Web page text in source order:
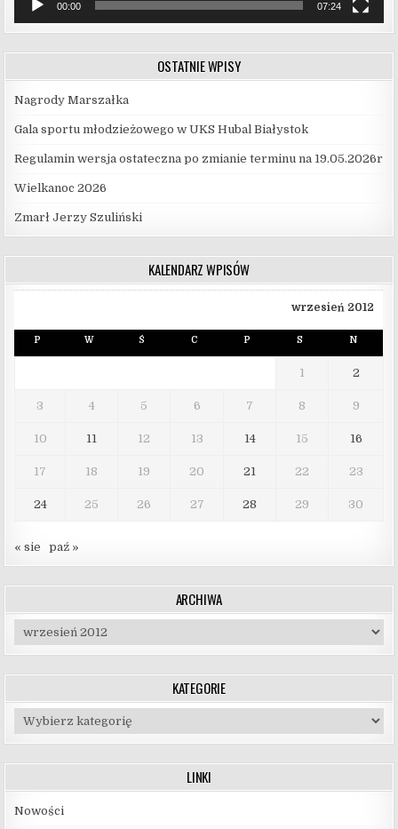
00:00 07:24
OSTATNIE WPISY
Nagrody Marszałka
Gala sportu młodzieżowego w UKS Hubal Białystok
Regulamin wersja ostateczna po zmianie terminu na 19.05.2026r
Wielkanoc 2026
Zmarł Jerzy Szuliński
KALENDARZ WPISÓW
wrzesień 2012
P W Ś C P S N
1 2
3 4 5 6 7 8 9
10 11 12 13 14 15 16
17 18 19 20 21 22 23
24 25 26 27 28 29 30
« sie paź »
ARCHIWA
Archiwa
KATEGORIE
Kategorie
LINKI
Nowości